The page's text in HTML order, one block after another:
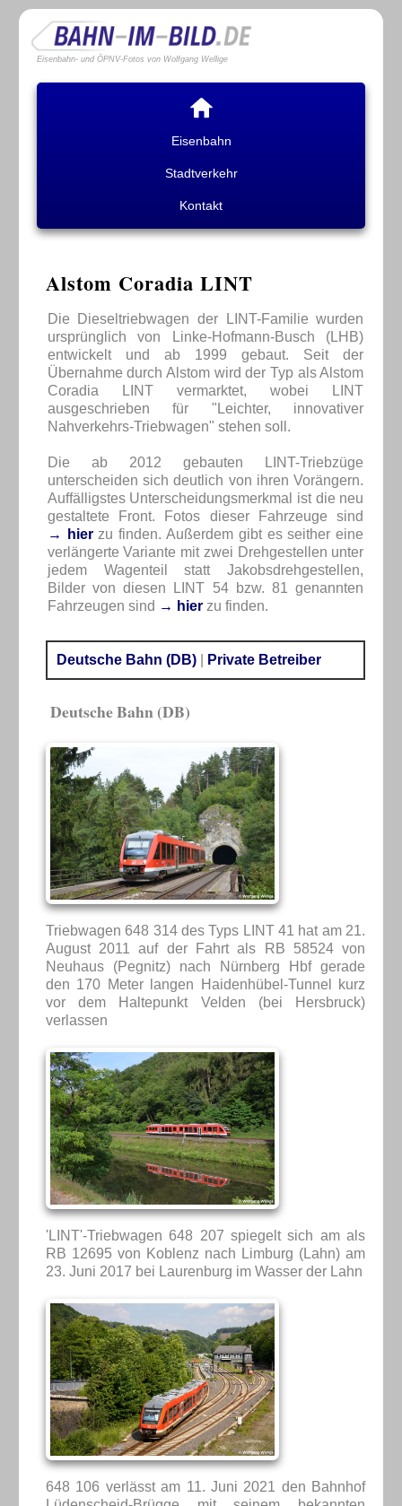
Eisenbahn- und ÖPNV-Fotos von Wolfgang Wellige
Eisenbahn
Stadtverkehr
Kontakt
Alstom Coradia LINT
Die Dieseltriebwagen der LINT-Familie wurden
ursprünglich von Linke-Hofmann-Busch (LHB)
entwickelt und ab 1999 gebaut. Seit der
Übernahme durch Alstom wird der Typ als Alstom
Coradia LINT vermarktet, wobei LINT
ausgeschrieben für "Leichter, innovativer
Nahverkehrs-Triebwagen" stehen soll.
Die ab 2012 gebauten LINT-Triebzüge
unterscheiden sich deutlich von ihren Vorängern.
Auffälligstes Unterscheidungsmerkmal ist die neu
gestaltete Front. Fotos dieser Fahrzeuge sind
→ hierzu finden. Außerdem gibt es seither eine
verlängerte Variante mit zwei Drehgestellen unter
jedem Wagenteil statt Jakobsdrehgestellen,
Bilder von diesen LINT 54 bzw. 81 genannten
Fahrzeugen sind → hierzu finden.
Deutsche Bahn (DB) Private Betreiber
Deutsche Bahn (DB)
Triebwagen 648 314 des Typs LINT 41 hat am 21.
August 2011 auf der Fahrt als RB 58524 von
Neuhaus (Pegnitz) nach Nürnberg Hbf gerade
den 170 Meter langen Haidenhübel-Tunnel kurz
vor dem Haltepunkt Velden (bei Hersbruck)
verlassen
'LINT'-Triebwagen 648 207 spiegelt sich am als
RB 12695 von Koblenz nach Limburg (Lahn) am
23. Juni 2017 bei Laurenburg im Wasser der Lahn
648 106 verlässt am 11. Juni 2021 den Bahnhof